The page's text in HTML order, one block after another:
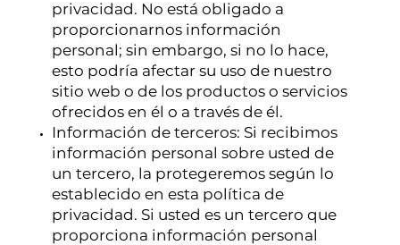
privacidad. No está obligado a
proporcionarnos información
personal; sin embargo, si no lo hace,
esto podría afectar su uso de nuestro
sitio web o de los productos o servicios
ofrecidos en él o a través de él.
Información de terceros: Si recibimos
información personal sobre usted de
un tercero, la protegeremos según lo
establecido en esta política de
privacidad. Si usted es un tercero que
proporciona información personal